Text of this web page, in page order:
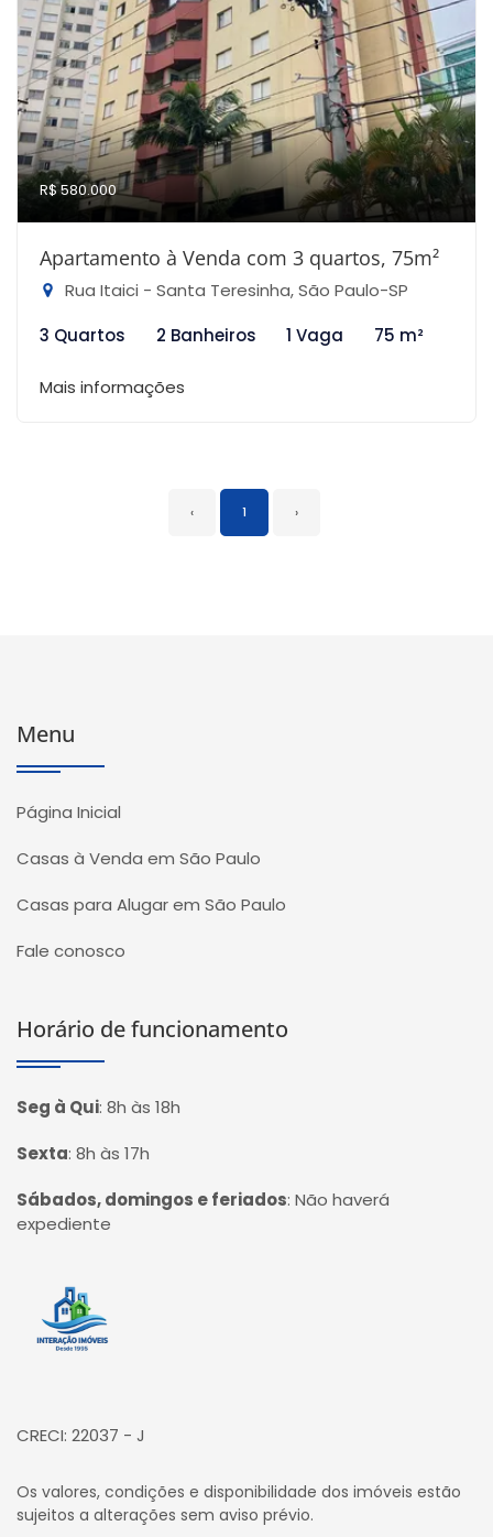
R$ 580.000
Apartamento à Venda com 3 quartos, 75m²
Rua Itaici - Santa Teresinha, São Paulo-SP
3 Quartos
2 Banheiros 1 Vaga 75 m²
Mais informações
‹ 1 ›
Menu
Página Inicial
Casas à Venda em São Paulo
Casas para Alugar em São Paulo
Fale conosco
Horário de funcionamento
Seg à Qui: 8h às 18h
Sexta: 8h às 17h
Sábados, domingos e feriados: Não haverá
expediente
Página inicial
CRECI: 22037 - J
Os valores, condições e disponibilidade dos imóveis estão
sujeitos a alterações sem aviso prévio.